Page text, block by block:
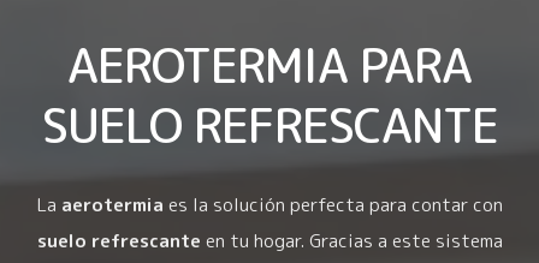
AEROTERMIA PARA
SUELO REFRESCANTE
La aerotermia es la solución perfecta para contar con
suelo refrescante en tu hogar. Gracias a este sistema